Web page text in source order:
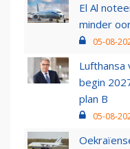
El Al
minder
05-08-
Lufthansa
begin
plan B
05-08-